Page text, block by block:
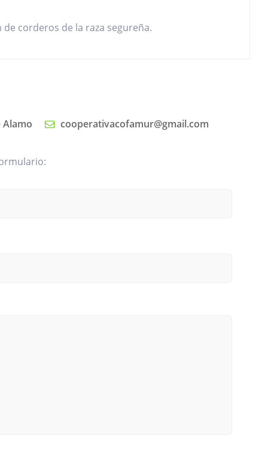
corderos de la raza segureña.
Alamo cooperativacofamur@gmail.com